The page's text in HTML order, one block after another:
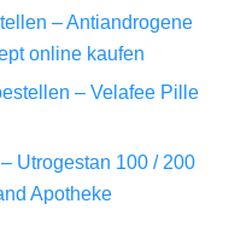
– Antiandrogene
online kaufen
– Velafee Pille
Utrogestan 100 / 200
Apotheke